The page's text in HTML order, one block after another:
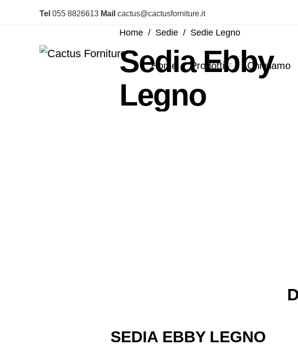
Tel 055 8826613 Mail cactus@cactusforniture.it
Home Prodotti Chi siamo
Home / Sedie / Sedie Legno
Sedia Ebby
Legno
SEDIA EBBY LEGNO